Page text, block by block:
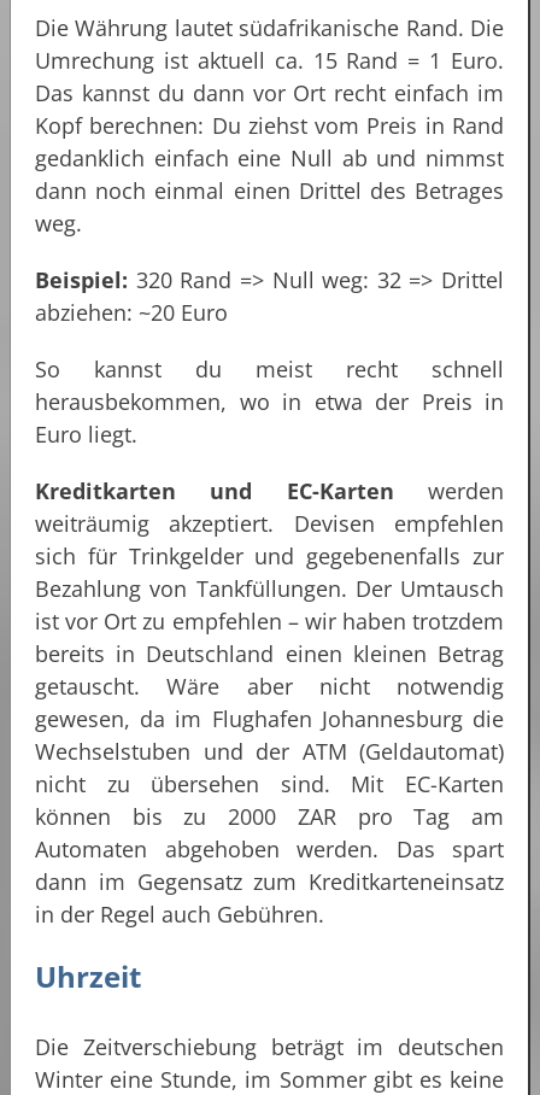
Die Währung lautet südafrikanische Rand. Die
Umrechung ist aktuell ca. 15 Rand = 1 Euro.
Das kannst du dann vor Ort recht einfach im
Kopf berechnen: Du ziehst vom Preis in Rand
gedanklich einfach eine Null ab und nimmst
dann noch einmal einen Drittel des Betrages
weg.
Beispiel: 320 Rand => Null weg: 32 => Drittel
abziehen: ~20 Euro
So kannst du meist recht schnell
herausbekommen, wo in etwa der Preis in
Euro liegt.
Kreditkarten und EC-Karten werden
weiträumig akzeptiert. Devisen empfehlen
sich für Trinkgelder und gegebenenfalls zur
Bezahlung von Tankfüllungen. Der Umtausch
ist vor Ort zu empfehlen – wir haben trotzdem
bereits in Deutschland einen kleinen Betrag
getauscht. Wäre aber nicht notwendig
gewesen, da im Flughafen Johannesburg die
Wechselstuben und der ATM (Geldautomat)
nicht zu übersehen sind. Mit EC-Karten
können bis zu 2000 ZAR pro Tag am
Automaten abgehoben werden. Das spart
dann im Gegensatz zum Kreditkarteneinsatz
in der Regel auch Gebühren.
Uhrzeit
Die Zeitverschiebung beträgt im deutschen
Winter eine Stunde, im Sommer gibt es keine